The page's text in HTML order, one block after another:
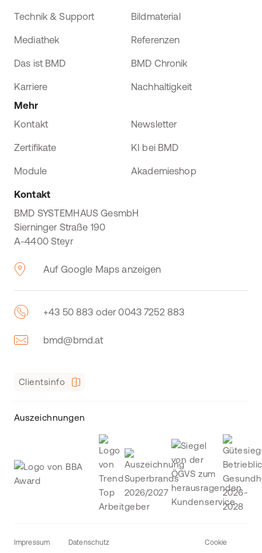
Technik & Support
Mediathek
Das ist BMD
Karriere
Bildmaterial
Referenzen
BMD Chronik
Nachhaltigkeit
Mehr
Kontakt
Newsletter
Zertifikate KI bei BMD
Module Akademieshop
Kontakt
BMD SYSTEMHAUS GesmbH
Sierninger Straße 190
A-4400 Steyr
Auf Google Maps anzeigen
+43 50 883 oder 0043 7252 883
bmd@bmd.at
Clientsinfo
Auszeichnungen
Impressum Datenschutz Cookie